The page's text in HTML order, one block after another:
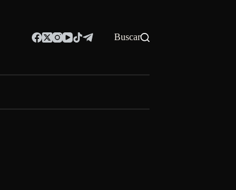
Buscar